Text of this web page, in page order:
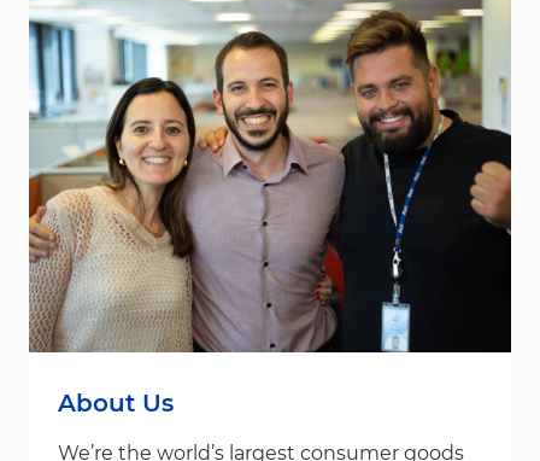
About Us
We’re the world’s largest consumer goods